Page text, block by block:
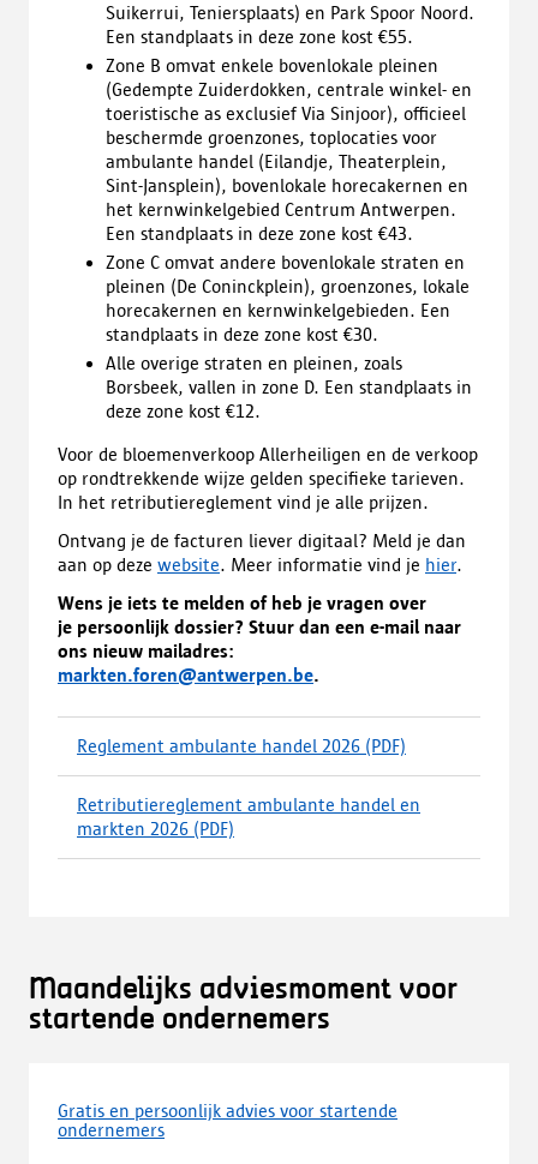
Suikerrui, Teniersplaats) en Park Spoor Noord.
Een standplaats in deze zone kost €55.
Zone B omvat enkele bovenlokale pleinen
(Gedempte Zuiderdokken, centrale winkel- en
toeristische as exclusief Via Sinjoor), officieel
beschermde groenzones, toplocaties voor
ambulante handel (Eilandje, Theaterplein,
Sint-Jansplein), bovenlokale horecakernen en
het kernwinkelgebied Centrum Antwerpen.
Een standplaats in deze zone kost €43.
Zone C omvat andere bovenlokale straten en
pleinen (De Coninckplein), groenzones, lokale
horecakernen en kernwinkelgebieden. Een
standplaats in deze zone kost €30.
Alle overige straten en pleinen, zoals
Borsbeek, vallen in zone D. Een standplaats in
deze zone kost €12.
Voor de bloemenverkoop Allerheiligen en de verkoop
op rondtrekkende wijze gelden specifieke tarieven.
In het retributiereglement vind je alle prijzen.
Ontvang je de facturen liever digitaal? Meld je dan
aan op deze website. Meer informatie vind je hier.
Wens je iets te melden of heb je vragen over
je persoonlijk dossier? Stuur dan een e-mail naar
ons nieuw mailadres:
markten.foren@antwerpen.be.
Reglement ambulante handel 2026 (PDF)
w
l
o
Retributiereglement ambulante handel en
markten 2026 (PDF)
a
d
e
Maandelijks adviesmoment voor
startende ondernemers
Gratis en persoonlijk advies voor startende
ondernemers